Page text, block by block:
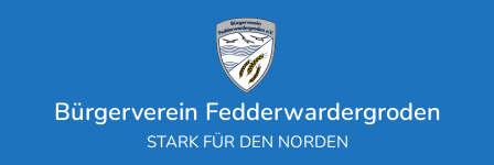
Bürgerverein Fedderwardergroden
STARK FÜR DEN NORDEN